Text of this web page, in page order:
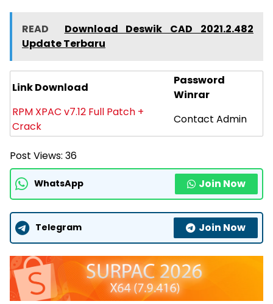
READ
Download Deswik CAD 2021.2.482
Update Terbaru
Link Download
Password
Winrar
RPM XPAC v7.12 Full Patch +
Crack
Contact Admin
Post Views: 36
WhatsApp Join Now
Telegram Join Now